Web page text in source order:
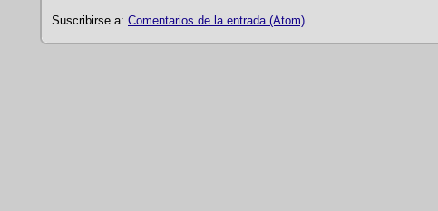
Suscribirse a: Comentarios de la entrada (Atom)